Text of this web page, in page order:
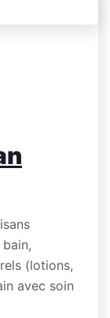
(lotions,
avec soin